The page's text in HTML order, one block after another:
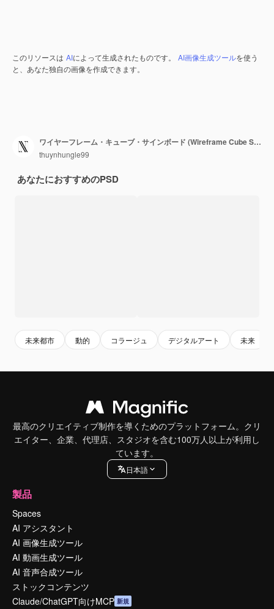
このリソースは AIによって生成されたものです。 AI画像生成ツールを使う
と、あなた独自の画像を作成できます。
ワイヤーフレーム・キューブ・サインボード (Wireframe Cube Signboard) はY2K フォームのサインボードをデザインするためのデザインです
thuynhungle99
あなたにおすすめのPSD
未来都市 動的 コラージュ デジタルアート 未来
最高のクリエイティブ制作を導くためのプラットフォーム。クリ
エイター、企業、代理店、スタジオを含む100万人以上が利用し
ています。
日本語
製品
Spaces
AI アシスタント
AI 画像生成ツール
AI 動画生成ツール
AI 音声合成ツール
ストックコンテンツ
Claude/ChatGPT向けMCP 新規